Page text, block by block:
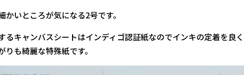
かいところが気になる2号です。
るキャンバスシートはインディゴ認証紙なのでインキの定着を良
りも綺麗な特殊紙です。